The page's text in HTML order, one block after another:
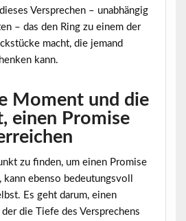
Versprechen – unabhängig
– das den Ring zu einem der
macht, die jemand
kann.
Moment und die
einen Promise
zu finden, um einen Promise
kann ebenso bedeutungsvoll
Es geht darum, einen
die Tiefe des Versprechens